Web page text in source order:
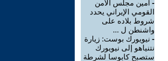
- أمين مجلس الأمن
القومي الإيراني يحدد
شروط بلاده على
واشنطن ل ...
- نيويورك بوست: زيارة
نتنياهو إلى نيويورك
ستصبح كابوسا لشرطة